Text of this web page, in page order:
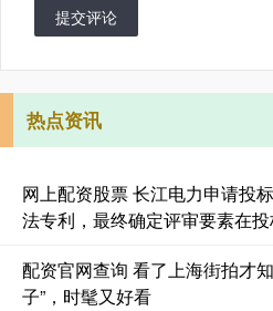
提交评论
热点资讯
网上配资股票 长江电力申请投
法专利，最终确定评审要素在
配资官网查询 看了上海街拍才
子”，时髦又好看